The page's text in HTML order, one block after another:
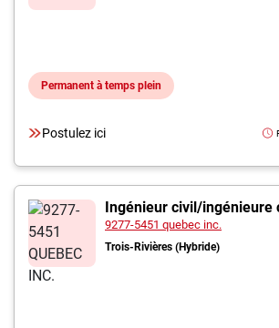
Permanent à temps plein
Postulez ici
Ingénieur civil/ingénieure
9277-5451 quebec inc.
Trois-Rivières (Hybride)